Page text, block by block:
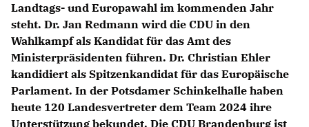
Landtags- und Europawahl im kommenden Jahr
steht. Dr. Jan Redmann wird die CDU in den
Wahlkampf als Kandidat für das Amt des
Ministerpräsidenten führen. Dr. Christian Ehler
kandidiert als Spitzenkandidat für das Europäische
Parlament. In der Potsdamer Schinkelhalle haben
heute 120 Landesvertreter dem Team 2024 ihre
Unterstützung bekundet. Die CDU Brandenburg ist